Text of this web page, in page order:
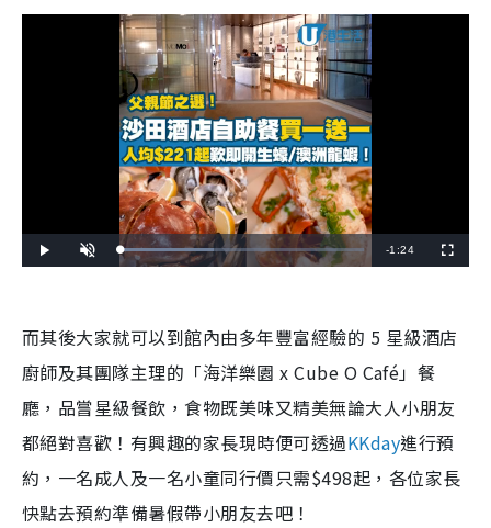
l
n
L
o
3
8
5
7
%
R
a
i
n
i
n
-1:24
u
e
e
而其後大家就可以到館內由多年豐富經驗的 5 星級酒店
廚師及其團隊主理的「海洋樂園 x Cube O Café」餐
廳，品嘗星級餐飲，食物既美味又精美無論大人小朋友
都絕對喜歡！有興趣的家長現時便可透過KKday進行預
約，一名成人及一名小童同行價只需$498起，各位家長
快點去預約準備暑假帶小朋友去吧！